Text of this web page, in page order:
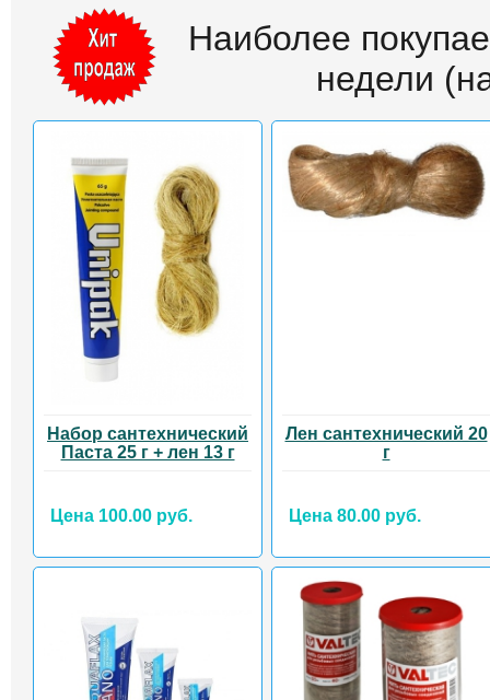
Наиболее
недели
Набор сантехнический
Паста 25 г + лен 13 г
Цена 100.00 руб.
Лен сантехнический 20
г
Цена 80.00 руб.